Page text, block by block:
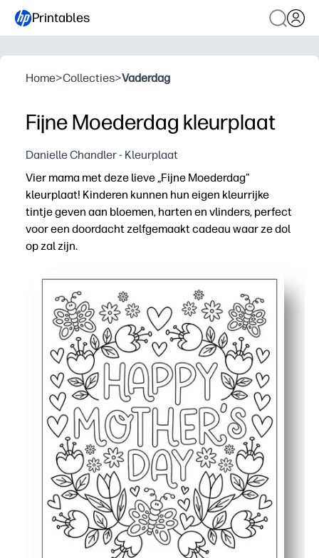
Printables
Home>Collecties>Vaderdag
Fijne Moederdag kleurplaat
Danielle Chandler - Kleurplaat
Vier mama met deze lieve „Fijne Moederdag”
kleurplaat! Kinderen kunnen hun eigen kleurrijke
tintje geven aan bloemen, harten en vlinders, perfect
voor een doordacht zelfgemaakt cadeau waar ze dol
op zal zijn.
Print-and-Go: je hoeft alleen maar op afdrukken te
Geschikt voor alle leeftijden - je leerlingen genieten
Ontwikkelt vaardigheden - je ondersteunt de fijne
Is een aandenken - je maakt er een kaart van of lijst